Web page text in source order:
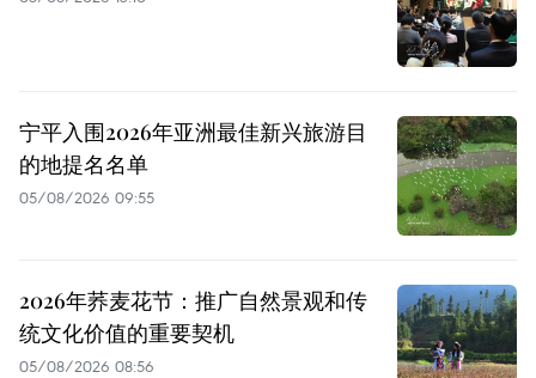
宁平入围2026年亚洲最佳新兴旅游目
的地提名名单
05/08/2026 09:55
2026年荞麦花节：推广自然景观和传
统文化价值的重要契机
05/08/2026 08:56